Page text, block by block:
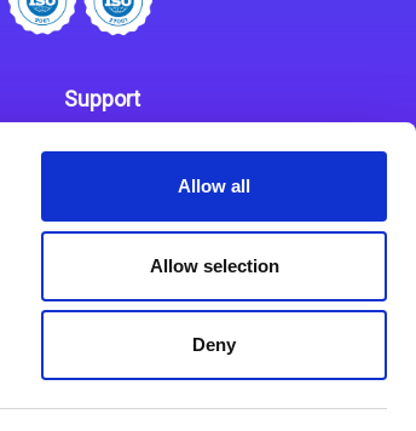
Allow all
Allow selection
Deny
Support
Kapcsolat